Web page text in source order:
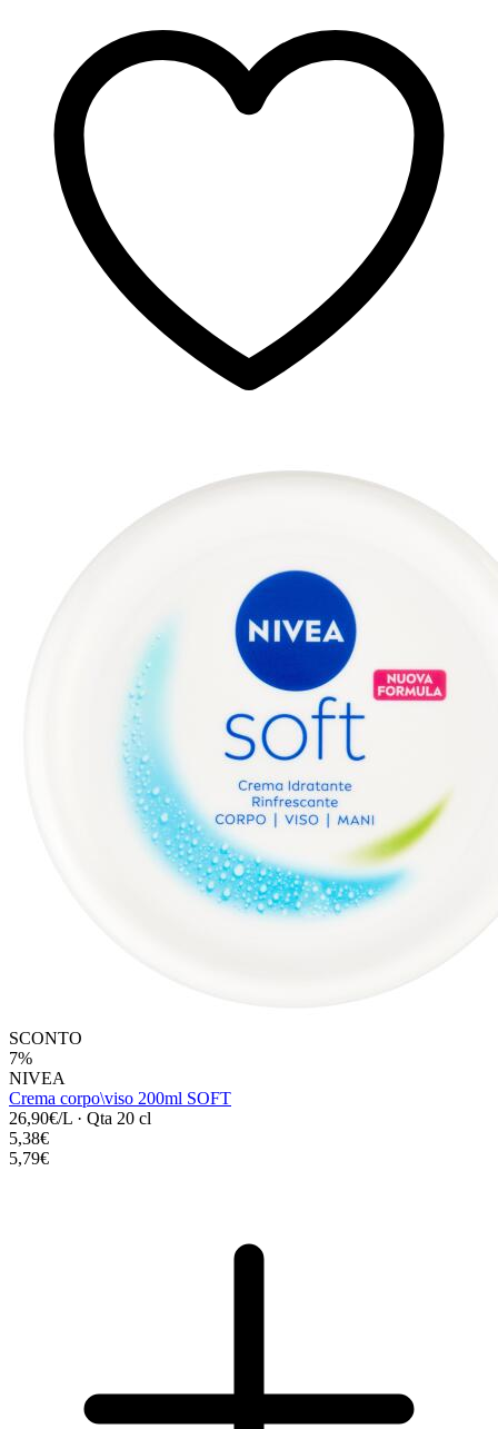
SCONTO
7%
NIVEA
Crema corpo\viso 200ml SOFT
26,90€/L · Qta 20 cl
5,38€
5,79€